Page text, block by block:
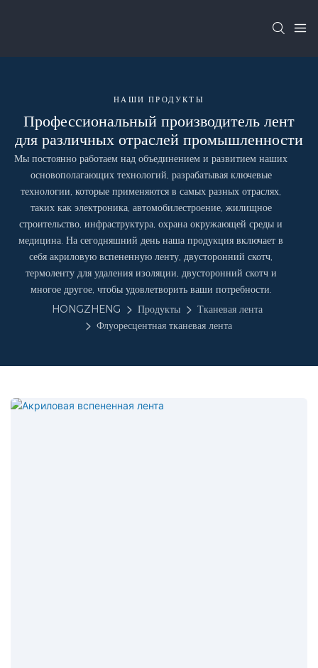
НАШИ ПРОДУКТЫ
Профессиональный производитель лент
для различных отраслей промышленности
Мы постоянно работаем над объединением и развитием наших
основополагающих технологий, разрабатывая ключевые
технологии, которые применяются в самых разных отраслях,
таких как электроника, автомобилестроение, жилищное
строительство, инфраструктура, охрана окружающей среды и
медицина. На сегодняшний день наша продукция включает в
себя акриловую вспененную ленту, двусторонний скотч,
термоленту для удаления изоляции, двусторонний скотч и
многое другое, чтобы удовлетворить ваши потребности.
HONGZHENG
Продукты
Тканевая лента
Флуоресцентная тканевая лента